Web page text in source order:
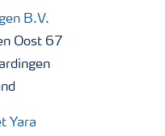
B.V.
Oost 67
Yara